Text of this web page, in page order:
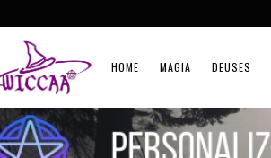
HOME MAGIA DEUSES